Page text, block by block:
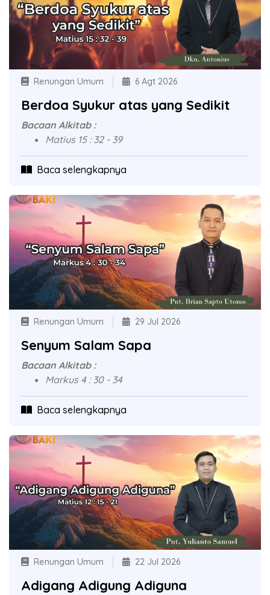
Renungan Umum 6 Agt 2026
Berdoa Syukur atas yang Sedikit
Bacaan Alkitab :
Matius 15 : 32 - 39
Baca selengkapnya
Renungan Umum 29 Jul 2026
Senyum Salam Sapa
Bacaan Alkitab :
Markus 4 : 30 - 34
Baca selengkapnya
Renungan Umum 22 Jul 2026
Adigang Adigung Adiguna